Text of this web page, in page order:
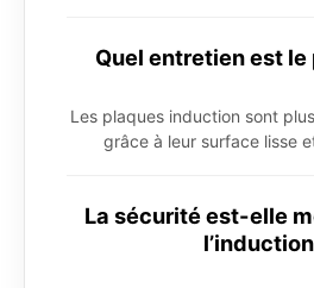
Quel entretien est
Les plaques induction sont
grâce à leur surface lisse
La sécurité est-elle